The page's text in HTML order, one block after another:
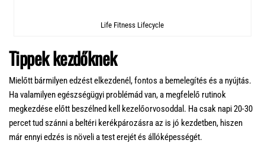
Life Fitness Lifecycle
Tippek kezdőknek
Mielőtt bármilyen edzést elkezdenél, fontos a bemelegítés és a nyújtás.
Ha valamilyen egészségügyi problémád van, a megfelelő rutinok
megkezdése előtt beszélned kell kezelőorvosoddal. Ha csak napi 20-30
percet tud szánni a beltéri kerékpározásra az is jó kezdetben, hiszen
már ennyi edzés is növeli a test erejét és állóképességét.